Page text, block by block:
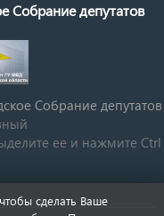
Собрание депутатов
Cобрание депутатов
ее и нажмите Ctrl
сделать Ваше